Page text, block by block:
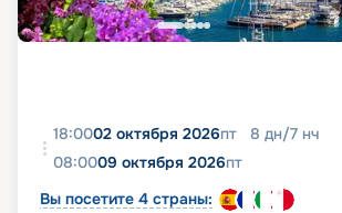
18:0002 октября 2026пт 8 дн/7 нч
08:0009 октября 2026пт
Вы посетите 4 страны: